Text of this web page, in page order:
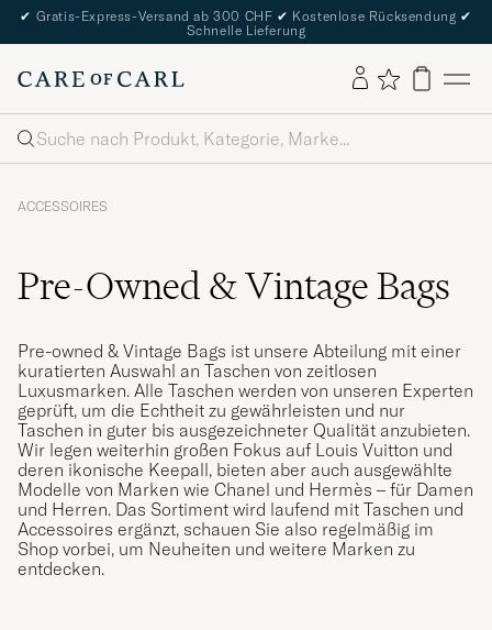
✔ Gratis-Express-Versand ab 300 CHF ✔ Kostenlose Rücksendung ✔
Schnelle Lieferung
Suche
ACCESSOIRES
Pre-Owned & Vintage Bags
Pre-owned & Vintage Bags ist unsere Abteilung mit einer
kuratierten Auswahl an Taschen von zeitlosen
Luxusmarken. Alle Taschen werden von unseren Experten
geprüft, um die Echtheit zu gewährleisten und nur
Taschen in guter bis ausgezeichneter Qualität anzubieten.
Wir legen weiterhin großen Fokus auf Louis Vuitton und
deren ikonische Keepall, bieten aber auch ausgewählte
Modelle von Marken wie Chanel und Hermès – für Damen
und Herren. Das Sortiment wird laufend mit Taschen und
Accessoires ergänzt, schauen Sie also regelmäßig im
Shop vorbei, um Neuheiten und weitere Marken zu
entdecken.